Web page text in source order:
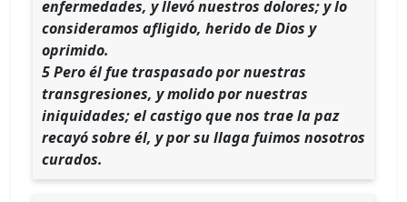
enfermedades, y llevó nuestros dolores; y lo
consideramos afligido, herido de Dios y
oprimido.
5 Pero él fue traspasado por nuestras
transgresiones, y molido por nuestras
iniquidades; el castigo que nos trae la paz
recayó sobre él, y por su llaga fuimos nosotros
curados.